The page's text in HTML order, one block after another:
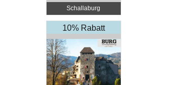
Schallaburg
10% Rabatt